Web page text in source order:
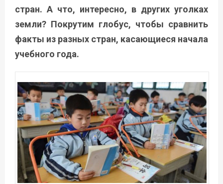
стран. А что, интересно, в других уголках
земли? Покрутим глобус, чтобы сравнить
факты из разных стран, касающиеся начала
учебного года.